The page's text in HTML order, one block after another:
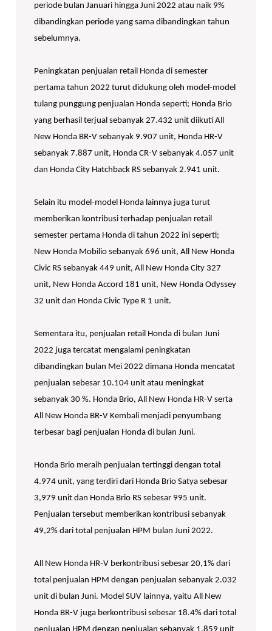
periode bulan Januari hingga Juni 2022 atau naik 9%
dibandingkan periode yang sama dibandingkan tahun
sebelumnya.
Peningkatan penjualan retail Honda di semester
pertama tahun 2022 turut didukung oleh model-model
tulang punggung penjualan Honda seperti; Honda Brio
yang berhasil terjual sebanyak 27.432 unit diikuti All
New Honda BR-V sebanyak 9.907 unit, Honda HR-V
sebanyak 7.887 unit, Honda CR-V sebanyak 4.057 unit
dan Honda City Hatchback RS sebanyak 2.941 unit.
Selain itu model-model Honda lainnya juga turut
memberikan kontribusi terhadap penjualan retail
semester pertama Honda di tahun 2022 ini seperti;
New Honda Mobilio sebanyak 696 unit, All New Honda
Civic RS sebanyak 449 unit, All New Honda City 327
unit, New Honda Accord 181 unit, New Honda Odyssey
32 unit dan Honda Civic Type R 1 unit.
Sementara itu, penjualan retail Honda di bulan Juni
2022 juga tercatat mengalami peningkatan
dibandingkan bulan Mei 2022 dimana Honda mencatat
penjualan sebesar 10.104 unit atau meningkat
sebanyak 30 %. Honda Brio, All New Honda HR-V serta
All New Honda BR-V Kembali menjadi penyumbang
terbesar bagi penjualan Honda di bulan Juni.
Honda Brio meraih penjualan tertinggi dengan total
4.974 unit, yang terdiri dari Honda Brio Satya sebesar
3,979 unit dan Honda Brio RS sebesar 995 unit.
Penjualan tersebut memberikan kontribusi sebanyak
49,2% dari total penjualan HPM bulan Juni 2022.
All New Honda HR-V berkontribusi sebesar 20,1% dari
total penjualan HPM dengan penjualan sebanyak 2.032
unit di bulan Juni. Model SUV lainnya, yaitu All New
Honda BR-V juga berkontribusi sebesar 18.4% dari total